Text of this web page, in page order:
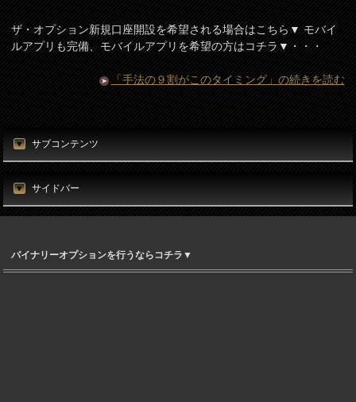
ザ・オプション新規口座開設を希望される場合はこちら▼ モバイ
ルアプリも完備、モバイルアプリを希望の方はコチラ▼・・・
「手法の９割がこのタイミング」の続きを読む
サブコンテンツ
サイドバー
バイナリーオプションを行うならコチラ▼